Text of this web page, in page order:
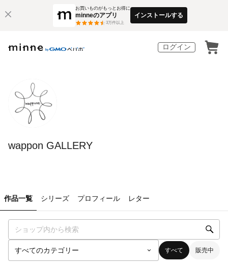
お買いものがもっとお得に
minneのアプリ
3万件以上
インストールする
ログイン
wappon GALLERY
作品一覧 シリーズ プロフィール レター
すべて 販売中